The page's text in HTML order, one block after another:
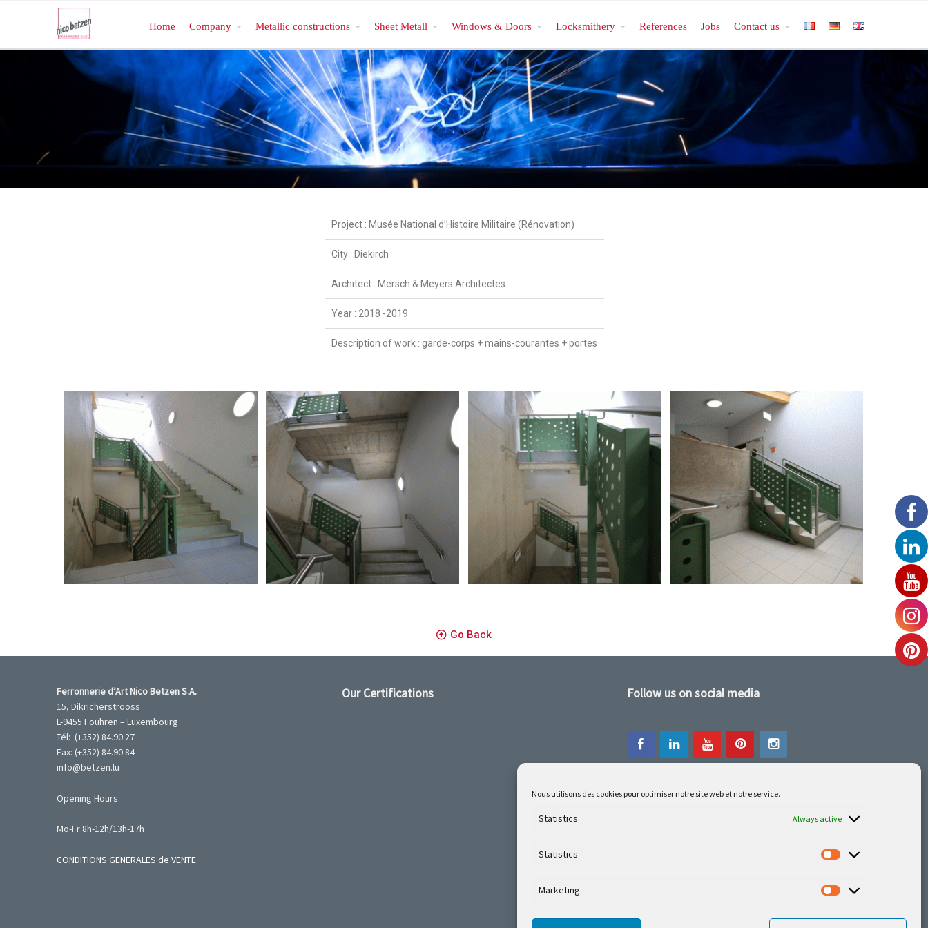
Nous utilisons des cookies pour optimiser notre site web et notre service.
Statistics Always active
Statistics
Marketing
Home Company Metallic constructions Sheet Metall Windows & Doors Locksmithery References Jobs Contact us
Project : Musée National d’Histoire Militaire (Rénovation)
City : Diekirch
Architect : Mersch & Meyers Architectes
Year : 2018 -2019
Description of work : garde-corps + mains-courantes + portes
Go Back
Ferronnerie d’Art Nico Betzen S.A.
15, Dikricherstrooss
L-9455 Fouhren – Luxembourg
Tél: (+352) 84.90.27
Fax: (+352) 84.90.84
info@betzen.lu
Opening Hours
Mo-Fr 8h-12h/13h-17h
CONDITIONS GENERALES de VENTE
Our Certifications Follow us on social media
Our latest projets are on Facebook or